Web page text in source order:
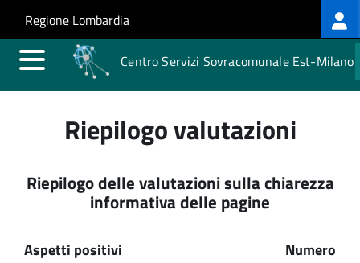
Salta al contenuto principale
Skip to site navigation
Regione Lombardia
Centro Servizi Sovracomunale Est-Milano
Riepilogo valutazioni
Riepilogo delle valutazioni sulla chiarezza
informativa delle pagine
Aspetti positivi Numero